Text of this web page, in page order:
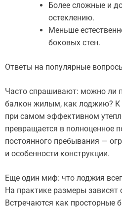
Более сложные и
остеклению.
Меньше
боковых стен.
Ответы на популярные
Часто спрашивают: можно ли
балкон жилым, как лоджию? К
при самом эффективном
превращается в полноценное
постоянного пребывания —
и особенности конструкции.
Еще один миф: что лоджия
На практике размеры зависят
Встречаются как просторные